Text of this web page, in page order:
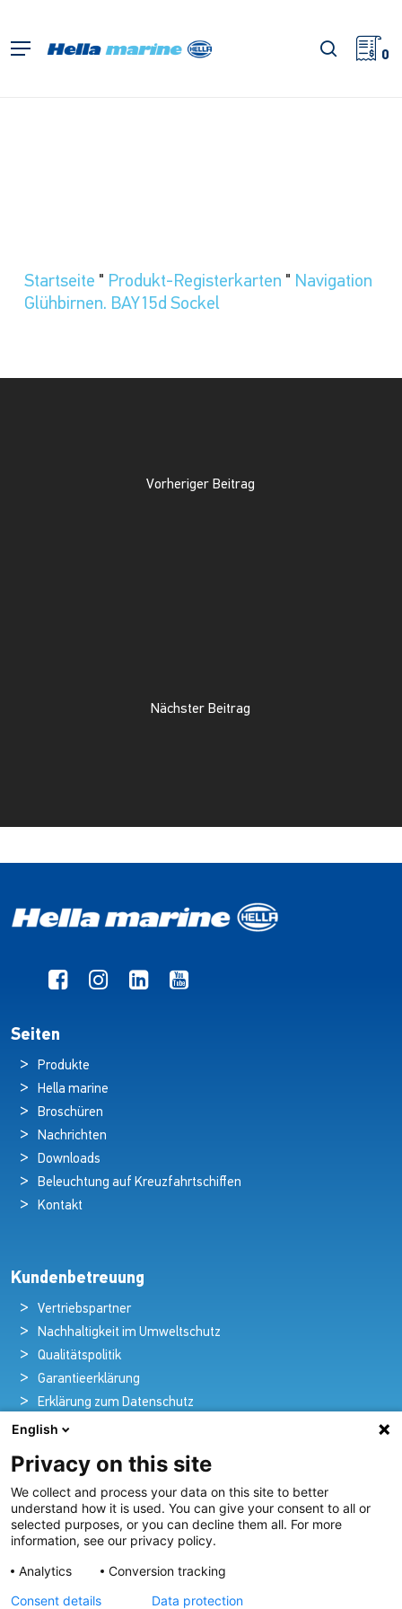
springen
Menü Suche
0
Startseite " Produkt-Registerkarten " Navigation
Glühbirnen. BAY15d Sockel
Vorheriger Beitrag
Nächster Beitrag
Seiten
Produkte
Hella marine
Broschüren
Nachrichten
Downloads
Beleuchtung auf Kreuzfahrtschiffen
Kontakt
Kundenbetreuung
Vertriebspartner
Nachhaltigkeit im Umweltschutz
Qualitätspolitik
Garantieerklärung
Erklärung zum Datenschutz
Rechtlicher Hinweis
Pioniere in nautischer Brillanz und Innovation
Seit über 100 Jahren entwickeln und liefern wir mit
Leidenschaft innovative Beleuchtungslösungen für alle
Bereiche der maritimen Industrie.
English
Privacy on this site
We collect and process your data on this site to better
understand how it is used. You can give your consent to all or
selected purposes, or you can decline them all. For more
information, see our privacy policy.
Analytics
Conversion tracking
Consent details
Data protection